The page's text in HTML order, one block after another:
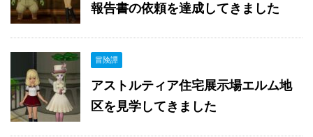
報告書の依頼を達成してきました
冒険譚
アストルティア住宅展示場エルム地
区を見学してきました